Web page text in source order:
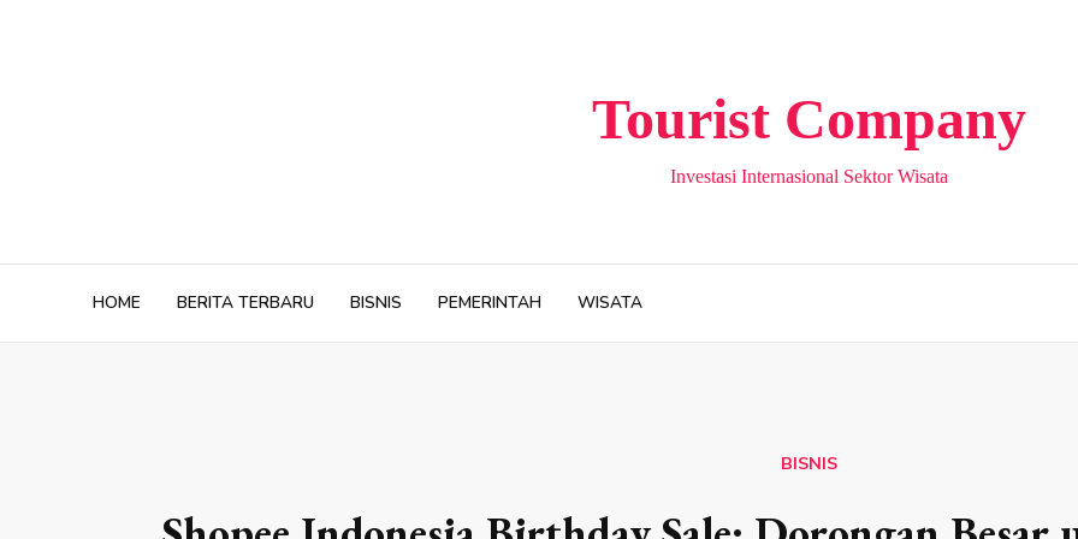
Tourist Company
Investasi Internasional Sektor Wisata
HOME BERITA TERBARU BISNIS PEMERINTAH WISATA
BISNIS